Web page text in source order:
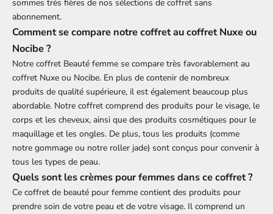
sommes très fières de nos sélections de coffret sans
abonnement.
Comment se compare notre coffret au coffret Nuxe ou
Nocibe ?
Notre coffret Beauté femme se compare très favorablement au
coffret Nuxe ou Nocibe. En plus de contenir de nombreux
produits de qualité supérieure, il est également beaucoup plus
abordable. Notre coffret comprend des produits pour le visage, le
corps et les cheveux, ainsi que des produits cosmétiques pour le
maquillage et les ongles. De plus, tous les produits (comme
notre gommage ou notre roller jade) sont conçus pour convenir à
tous les types de peau.
Quels sont les crèmes pour femmes dans ce coffret ?
Ce coffret de beauté pour femme contient des produits pour
prendre soin de votre peau et de votre visage. Il comprend un